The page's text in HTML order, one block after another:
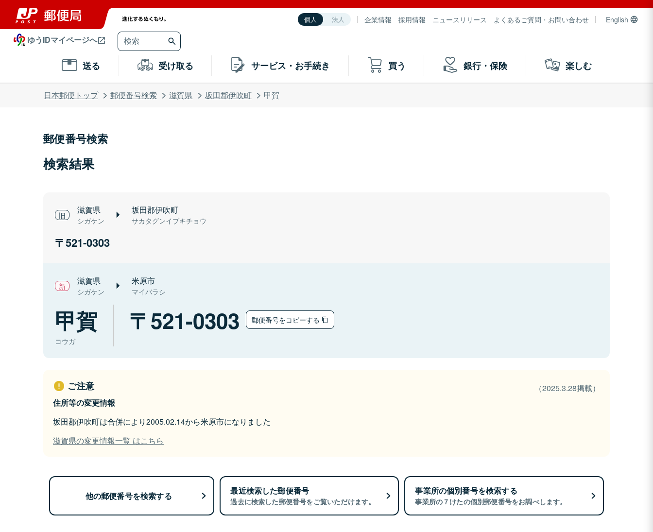
個人 法人 企業情報 採用情報 ニュースリリース よくあるご質問・お問い合わせ English
ゆうIDマイページへ
送る 受け取る サービス・お手続き 買う 銀行・保険 楽しむ
日本郵便トップ 郵便番号検索 滋賀県 坂田郡伊吹町 甲賀
郵便番号検索
検索結果
滋賀県
シガケン
坂田郡伊吹町
サカタグンイブキチョウ
521-0303
滋賀県
シガケン
米原市
マイバラシ
甲賀
コウガ
521-0303 郵便番号をコピーする
ご注意
（2025.3.28掲載）
住所等の変更情報
坂田郡伊吹町は合併により2005.02.14から米原市になりました
滋賀県の変更情報一覧 はこちら
他の郵便番号を検索する 最近検索した郵便番号
過去に検索した郵便番号をご覧いただけます。
事業所の個別番号を検索する
事業所の７けたの個別郵便番号をお調べします。